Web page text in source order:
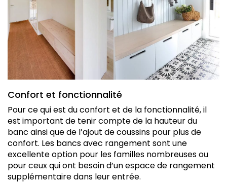
Confort et fonctionnalité
Pour ce qui est du confort et de la fonctionnalité, il
est important de tenir compte de la hauteur du
banc ainsi que de l’ajout de coussins pour plus de
confort. Les bancs avec rangement sont une
excellente option pour les familles nombreuses ou
pour ceux qui ont besoin d’un espace de rangement
supplémentaire dans leur entrée.